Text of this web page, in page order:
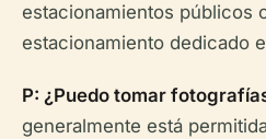
estacionamientos públicos
estacionamiento dedicado
P: ¿Puedo tomar
generalmente está